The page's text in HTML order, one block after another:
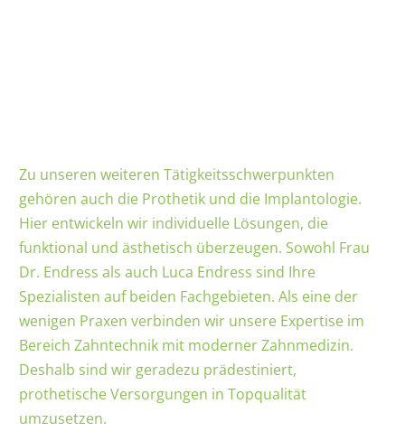
Zu unseren weiteren Tätigkeitsschwerpunkten
gehören auch die Prothetik und die Implantologie.
Hier entwickeln wir individuelle Lösungen, die
funktional und ästhetisch überzeugen. Sowohl Frau
Dr. Endress als auch Luca Endress sind Ihre
Spezialisten auf beiden Fachgebieten. Als eine der
wenigen Praxen verbinden wir unsere Expertise im
Bereich Zahntechnik mit moderner Zahnmedizin.
Deshalb sind wir geradezu prädestiniert,
prothetische Versorgungen in Topqualität
umzusetzen.